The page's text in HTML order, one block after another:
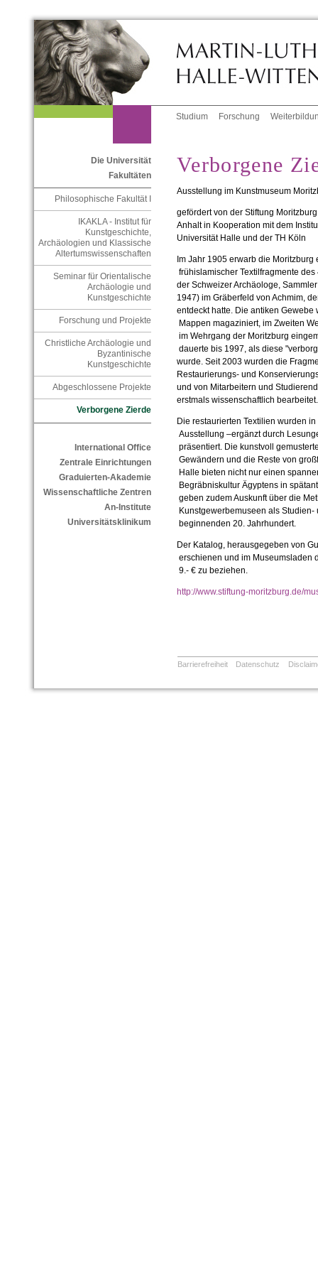
Studium Forschung
Die Universität
Fakultäten
Philosophische Fakultät I
IKAKLA - Institut für
Kunstgeschichte,
Archäologien und Klassische
Altertumswissenschaften
Seminar für Orientalische
Archäologie und
Kunstgeschichte
Forschung und Projekte
Christliche Archäologie und
Byzantinische
Kunstgeschichte
Abgeschlossene Projekte
Verborgene Zierde
International Office
Zentrale Einrichtungen
Graduierten-Akademie
Wissenschaftliche Zentren
An-Institute
Universitätsklinikum
Verborgene
Ausstellung im Kunstmuseum
gefördert von der Stiftung
Anhalt in Kooperation mit dem
Universität Halle und der TH Köln
Im Jahr 1905 erwarb die
frühislamischer Textilfragmente
der Schweizer Archäologe,
1947) im Gräberfeld von Achmim,
entdeckt hatte. Die antiken
Mappen magaziniert, im Zweiten
im Wehrgang der Moritzburg
dauerte bis 1997, als diese
wurde. Seit 2003 wurden die
Restaurierungs- und
und von Mitarbeitern und
erstmals wissenschaftlich bearbeitet.
Die restaurierten Textilien wurden
Ausstellung –ergänzt durch
präsentiert. Die kunstvoll
Gewändern und die Reste von
Halle bieten nicht nur einen
Begräbniskultur Ägyptens in
geben zudem Auskunft über die
Kunstgewerbemuseen als
beginnenden 20. Jahrhundert.
Der Katalog, herausgegeben von
erschienen und im Museumsladen
9.- € zu beziehen.
http://www.stiftung-moritzburg.de/
Barrierefreiheit Datenschutz